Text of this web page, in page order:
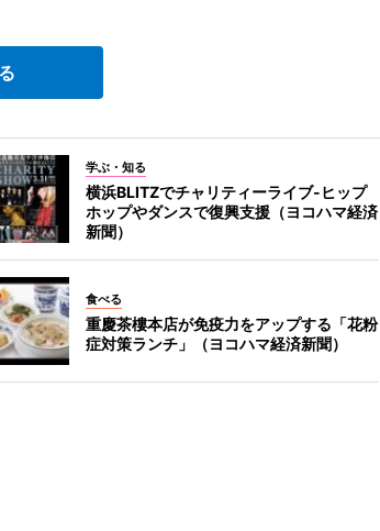
学ぶ・知る
横浜BLITZでチャリティーライブ-ヒップ
ホップやダンスで復興支援（ヨコハマ経済
新聞）
食べる
重慶茶樓本店が免疫力をアップする「花粉
症対策ランチ」（ヨコハマ経済新聞）